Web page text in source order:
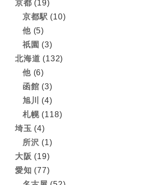
京都 (19)
京都駅 (10)
他(5)
祇園 (3)
北海道 (132)
他(6)
函館 (3)
旭川
(4)
札幌(118)
埼玉 (4)
所沢 (1)
大阪 (19)
愛知 (77)